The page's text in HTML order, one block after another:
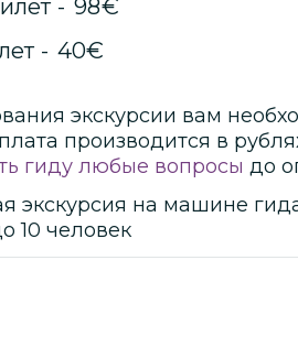
- 98€
- 40€
экскурсии вам
производится в
гиду любые вопросы до
экскурсия на машине
10 человек